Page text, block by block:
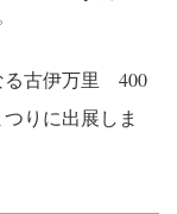
る古伊万里 400
りに出展しま